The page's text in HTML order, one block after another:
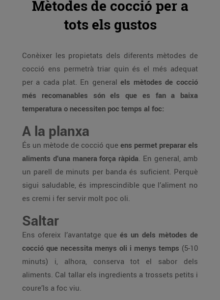
Mètodes de cocció per a
tots els gustos
Conèixer les propietats dels diferents mètodes de
cocció ens permetrà triar quin és el més adequat
per a cada plat. En general els mètodes de cocció
més recomanables són els que es fan a baixa
temperatura o necessiten poc temps al foc:
A la planxa
És un mètode de cocció que ens permet preparar els
aliments d’una manera força ràpida. En general, amb
un parell de minuts per banda és suficient. Perquè
sigui saludable, és imprescindible que l’aliment no
es cremi i fer servir molt poc oli.
Saltar
Ens ofereix l’avantatge que és un dels mètodes de
cocció que necessita menys oli i menys temps (5-10
minuts) i, alhora, conserva tot el sabor dels
aliments. Cal tallar els ingredients a trossets petits i
coure’ls a foc viu.